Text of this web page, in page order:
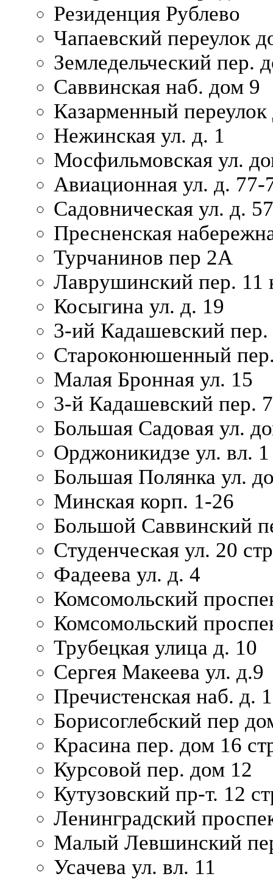
Резиденция Рублево
Чапаевский переулок
Земледельческий пер.
Саввинская наб. дом 9
Казарменный переулок
Нежинская ул. д. 1
Мосфильмовская ул.
Авиационная ул. д. 77-
Садовническая ул. д.
Пресненская
Турчанинов пер 2А
Лаврушинский пер. 11
Косыгина ул. д. 19
3-ий Кадашевский пер.
Староконюшенный
Малая Бронная ул. 15
3-й Кадашевский пер.
Большая Садовая ул.
Орджоникидзе ул. вл. 1
Большая Полянка ул.
Минская корп. 1-26
Большой Саввинский
Студенческая ул. 20
Фадеева ул. д. 4
Комсомольский
Комсомольский
Трубецкая улица д. 10
Сергея Макеева ул. д.9
Пречистенская наб. д.
Борисоглебский пер
Красина пер. дом 16
Курсовой пер. дом 12
Кутузовский пр-т. 12
Ленинградский
Малый Левшинский
Усачева ул. вл. 11